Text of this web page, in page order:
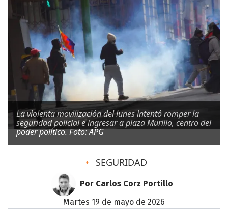
La violenta movilización del lunes intentó romper la
seguridad policial e ingresar a plaza Murillo, centro del
poder político. Foto: APG
• SEGURIDAD
Por Carlos Corz Portillo
martes 19 de mayo de 2026